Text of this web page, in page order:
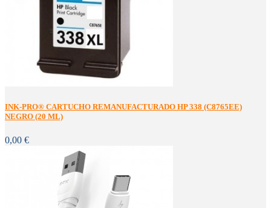
INK-PRO® CARTUCHO REMANUFACTURADO HP 338 (C8765EE)
NEGRO (20 ML)
0,00 €